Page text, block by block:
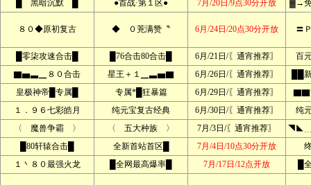
█ 黑暗沉默 █
●首战·第１区● 7月/20日/9点30分开放 ▓→
８０◆原初复古 ◆ ０茺满赞〝 6月/24日/20点30分开放 〓
█零柒攻速合击█ █76合击80合击█ 6月/21日/〖通宵推荐〗
百
▇▅▃▁８０合击
星王＋１▁▃▅▇ 6月/26日/〖通宵推荐〗
██
皇极神帝█专属█
专属*█狂暴篇 6月/29日/〖通宵推荐〗
１．９６七彩皓月
纯元宝复古经典 6月/30日/〖通宵推荐〗
纯
〈 魔兽争霸 〉
〈 五大种族 〉 7月/3日/〖通宵推荐〗
█80轩辕合击█
全新首站首区█ 7月/4日/10点30分开放
１丶８０最强火龙
█全网最高爆率█ 7月/17日/12点开放 █